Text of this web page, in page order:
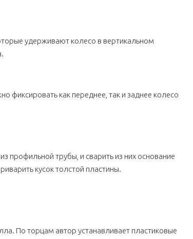
удерживают колесо в вертикальном
как переднее, так и заднее колесо
профильной трубы, и сварить из них основание
кусок толстой пластины.
По торцам автор устанавливает пластиковые